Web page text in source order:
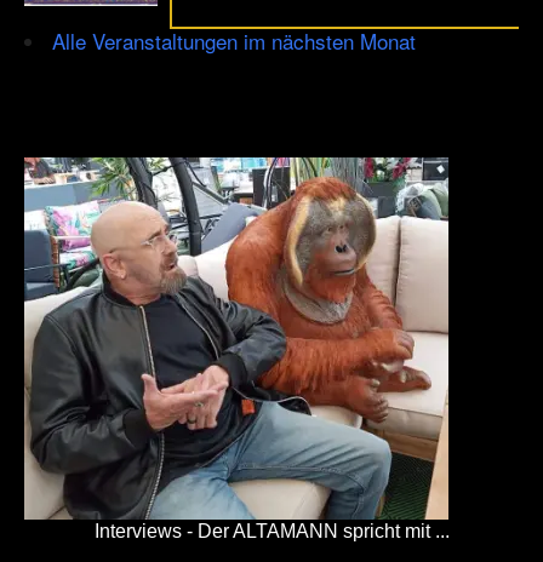
Alle Veranstaltungen im nächsten Monat
Interviews - Der ALTAMANN spricht mit ...